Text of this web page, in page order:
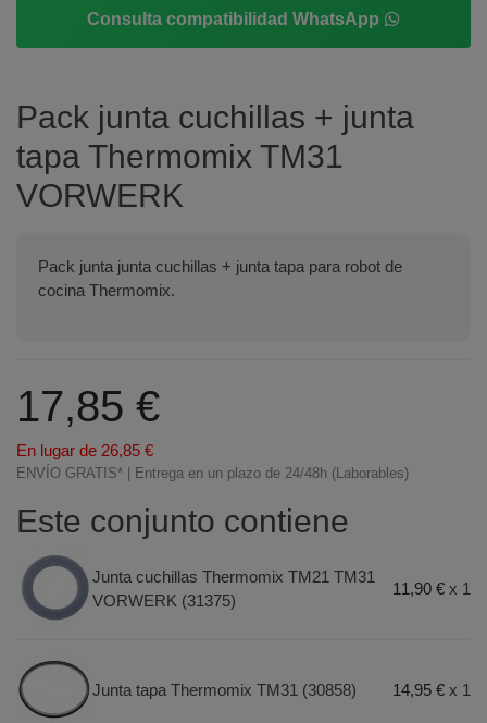
Consulta compatibilidad WhatsApp
Pack junta cuchillas + junta
tapa Thermomix TM31
VORWERK
Pack junta junta cuchillas + junta tapa para robot de
cocina Thermomix.
17,85 €
En lugar de 26,85 €
ENVÍO GRATIS* | Entrega en un plazo de 24/48h (Laborables)
Este conjunto contiene
Junta cuchillas Thermomix TM21 TM31
VORWERK (31375)
11,90 € x 1
Junta tapa Thermomix TM31 (30858) 14,95 € x 1
Terminal de consulta
junta cuchillas + junta tapa Thermomix TM31
VORWERK